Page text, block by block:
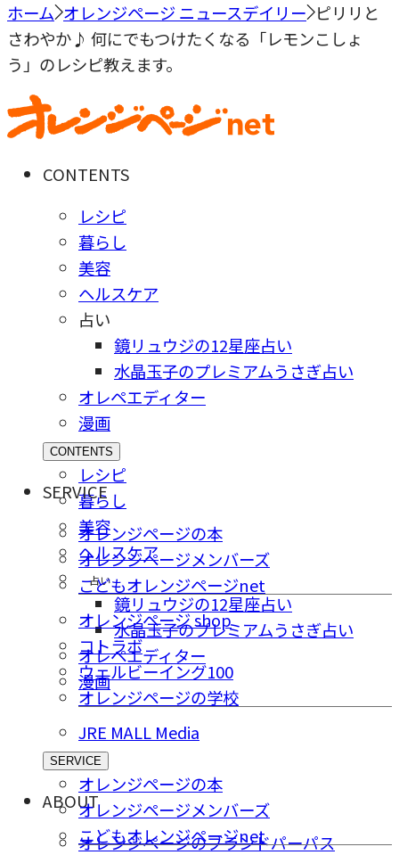
ホーム オレンジページ ニュースデイリー ピリリと
さわやか♪ 何にでもつけたくなる「レモンこしょ
う」のレシピ教えます。
CONTENTS
レシピ
暮らし
美容
ヘルスケア
占い
鏡リュウジの12星座占い
水晶玉子のプレミアムうさぎ占い
オレペエディター
漫画
CONTENTS
レシピ
暮らし
美容
ヘルスケア
占い
鏡リュウジの12星座占い
水晶玉子のプレミアムうさぎ占い
オレペエディター
漫画
SERVICE
オレンジページの本
オレンジページメンバーズ
こどもオレンジページnet
オレンジページ shop
コトラボ
ウェルビーイング100
オレンジページの学校
JRE MALL Media
SERVICE
オレンジページの本
オレンジページメンバーズ
こどもオレンジページnet
ABOUT
オレンジページのブランドパーパス